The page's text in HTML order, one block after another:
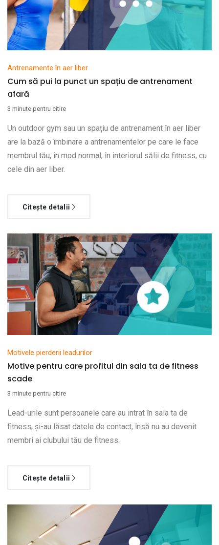
Antrenamente în aer liber
Cum să pui la punct un spațiu de antrenament
afară
3 minute pentru citire
Un outdoor gym sau un spațiu de antrenament în aer liber
are la bază o îmbinare a antrenamentelor pe care le face
membrul tău, în mod normal, în interiorul sălii de fitness, cu
cele din aer liber.
Citește detalii
Motivele pierderii leadurilor
Motive pentru care profitul din sala ta de fitness
scade
3 minute pentru citire
Lead-urile sunt persoanele care au intrat în sala ta de
fitness, și-au lăsat datele de contact, însă nu au devenit
membri ai clubului tău de fitness.
Citește detalii